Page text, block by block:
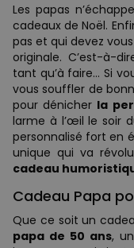
Les papas
cadeaux de Noël.
pas et qui devez
originale. C’est-à-
tant qu’à faire… Si
vous souffler de
pour dénicher la
larme à l’œil le soir
personnalisé fort en
unique qui va
cadeau
Cadeau Papa
Que ce soit un
papa de 50 ans, un